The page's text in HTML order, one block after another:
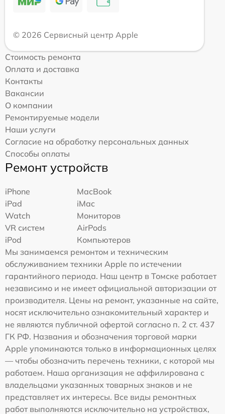
© 2026 Сервисный центр Apple
Стоимость ремонта
Оплата и доставка
Контакты
Вакансии
О компании
Ремонтируемые модели
Наши услуги
Согласие на обработку персональных данных
Способы оплаты
Ремонт устройств
iPhone
MacBook
iPad
iMac
Watch
Мониторов
VR систем
AirPods
iPod
Компьютеров
Мы занимаемся ремонтом и техническим
обслуживанием техники Apple по истечении
гарантийного периода. Наш центр в Томске работает
независимо и не имеет официальной авторизации от
производителя. Цены на ремонт, указанные на сайте,
носят исключительно ознакомительный характер и
не являются публичной офертой согласно п. 2 ст. 437
ГК РФ. Названия и обозначения торговой марки
Apple упоминаются только в информационных целях
— чтобы обозначить перечень техники, с которой мы
работаем. Наша организация не аффилирована с
владельцами указанных товарных знаков и не
представляет их интересы. Все виды ремонтных
работ выполняются исключительно на устройствах,